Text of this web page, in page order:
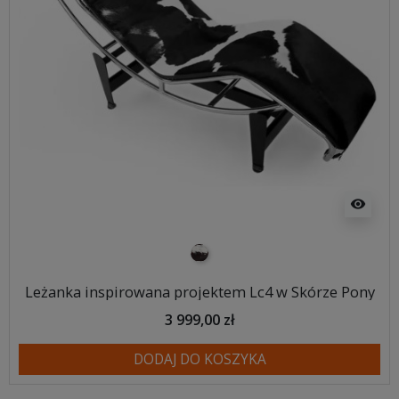
visibility
pony
Leżanka inspirowana projektem Lc4 w Skórze Pony
3 999,00 zł
DODAJ DO KOSZYKA